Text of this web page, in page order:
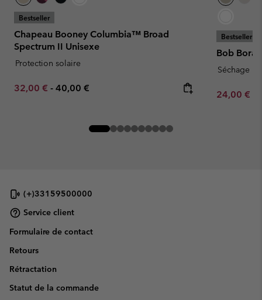
Bestseller
Chapeau Booney Columbia™ Broad
Spectrum II Unisexe
Protection solaire
Minimum sale price:
32,00 € - Maximum price:
40,00 €
Bestseller
Bob Bora
Séchage
Minimum
24,00 €
(+)33159500000
Service client
Formulaire de contact
Retours
Rétractation
Statut de la commande